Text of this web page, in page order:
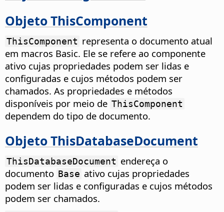
Objeto ThisComponent
ThisComponent representa o documento atual
em macros Basic. Ele se refere ao componente
ativo cujas propriedades podem ser lidas e
configuradas e cujos métodos podem ser
chamados. As propriedades e métodos
disponíveis por meio de ThisComponent
dependem do tipo de documento.
Objeto ThisDatabaseDocument
ThisDatabaseDocument endereça o
documento Base ativo cujas propriedades
podem ser lidas e configuradas e cujos métodos
podem ser chamados.